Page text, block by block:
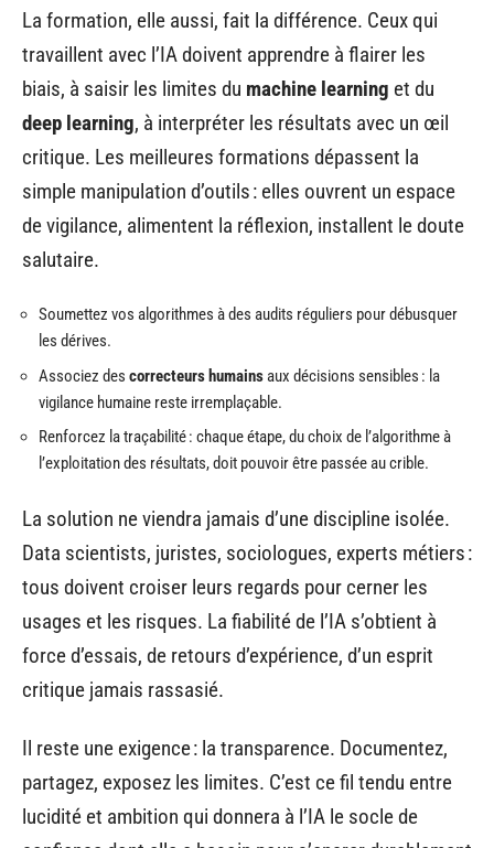
La formation, elle aussi, fait la différence. Ceux qui
travaillent avec l’IA doivent apprendre à flairer les
biais, à saisir les limites du machine learning et du
deep learning, à interpréter les résultats avec un œil
critique. Les meilleures formations dépassent la
simple manipulation d’outils : elles ouvrent un espace
de vigilance, alimentent la réflexion, installent le doute
salutaire.
Soumettez vos algorithmes à des audits réguliers pour débusquer
les dérives.
Associez des correcteurs humainsaux décisions sensibles : la
vigilance humaine reste irremplaçable.
Renforcez la traçabilité : chaque étape, du choix de l’algorithme à
l’exploitation des résultats, doit pouvoir être passée au crible.
La solution ne viendra jamais d’une discipline isolée.
Data scientists, juristes, sociologues, experts métiers :
tous doivent croiser leurs regards pour cerner les
usages et les risques. La fiabilité de l’IA s’obtient à
force d’essais, de retours d’expérience, d’un esprit
critique jamais rassasié.
Il reste une exigence : la transparence. Documentez,
partagez, exposez les limites. C’est ce fil tendu entre
lucidité et ambition qui donnera à l’IA le socle de